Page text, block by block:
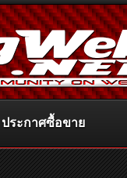
ประกาศซื้อขาย